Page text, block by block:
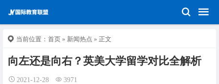
当前位置： 首页 » 新闻热点 » 正文
向左还是向右？英美大学留学对比全解析
2021-12-28 3971